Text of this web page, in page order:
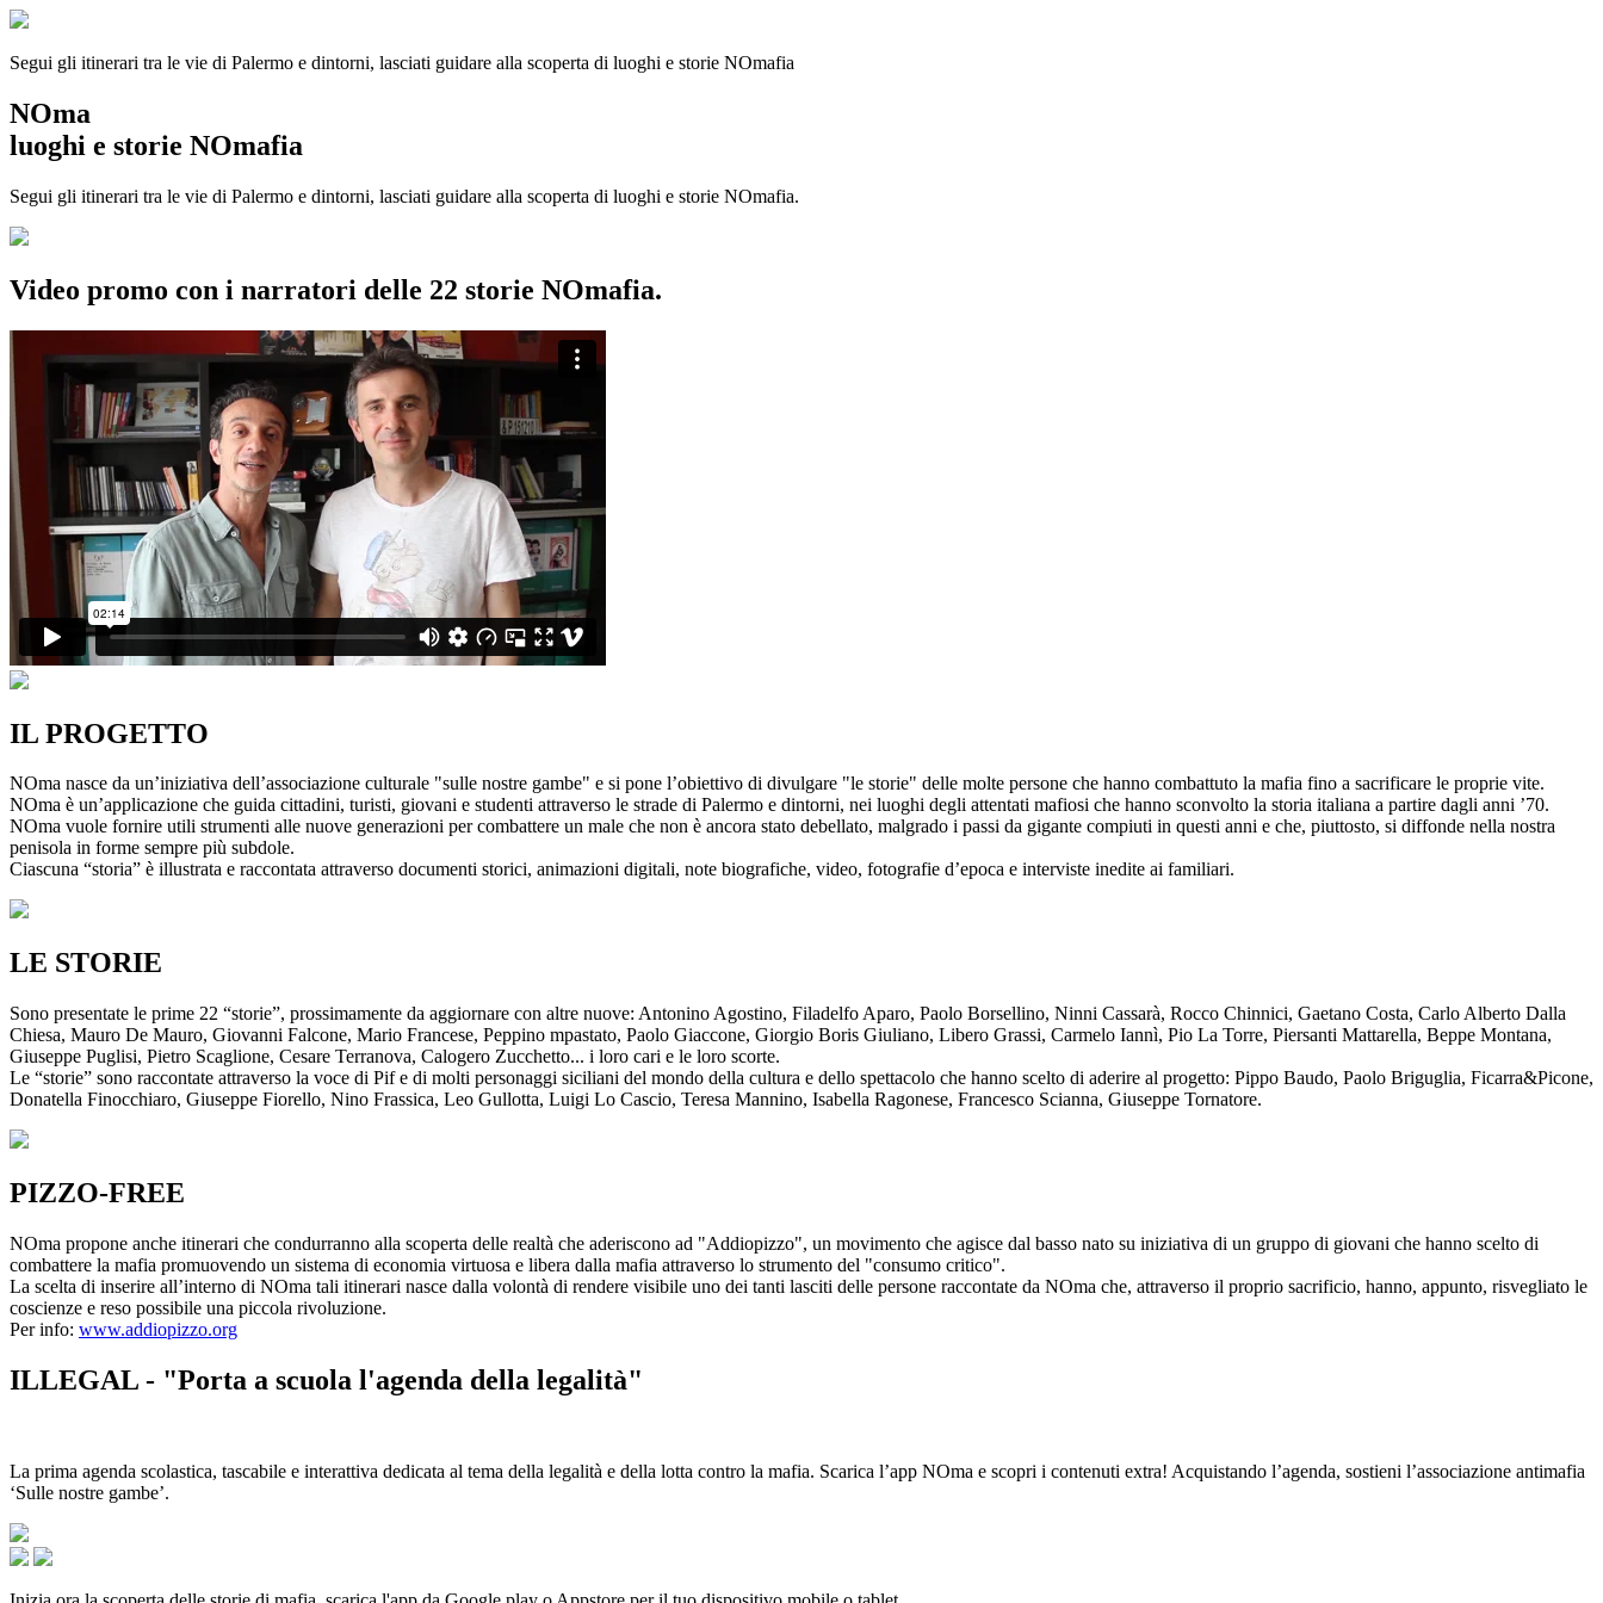
Segui gli itinerari tra le vie di Palermo e dintorni, lasciati guidare alla scoperta di luoghi e storie NOmafia
NOma
luoghi e storie NOmafia
Segui gli itinerari tra le vie di Palermo e dintorni, lasciati guidare alla scoperta di luoghi e storie NOmafia.
Video promo con i narratori delle 22 storie NOmafia.
IL PROGETTO
NOma nasce da un’iniziativa dell’associazione culturale "sulle nostre gambe" e si pone l’obiettivo di divulgare "le storie" delle molte persone che hanno combattuto la mafia fino a sacrificare le proprie vite.
NOma è un’applicazione che guida cittadini, turisti, giovani e studenti attraverso le strade di Palermo e dintorni, nei luoghi degli attentati mafiosi che hanno sconvolto la storia italiana a partire dagli anni ’70.
NOma vuole fornire utili strumenti alle nuove generazioni per combattere un male che non è ancora stato debellato, malgrado i passi da gigante compiuti in questi anni e che, piuttosto, si diffonde nella nostra
penisola in forme sempre più subdole.
Ciascuna “storia” è illustrata e raccontata attraverso documenti storici, animazioni digitali, note biografiche, video, fotografie d’epoca e interviste inedite ai familiari.
LE STORIE
Sono presentate le prime 22 “storie”, prossimamente da aggiornare con altre nuove: Antonino Agostino, Filadelfo Aparo, Paolo Borsellino, Ninni Cassarà, Rocco Chinnici, Gaetano Costa, Carlo Alberto Dalla
Chiesa, Mauro De Mauro, Giovanni Falcone, Mario Francese, Peppino mpastato, Paolo Giaccone, Giorgio Boris Giuliano, Libero Grassi, Carmelo Iannì, Pio La Torre, Piersanti Mattarella, Beppe Montana,
Giuseppe Puglisi, Pietro Scaglione, Cesare Terranova, Calogero Zucchetto... i loro cari e le loro scorte.
Le “storie” sono raccontate attraverso la voce di Pif e di molti personaggi siciliani del mondo della cultura e dello spettacolo che hanno scelto di aderire al progetto: Pippo Baudo, Paolo Briguglia, Ficarra&Picone,
Donatella Finocchiaro, Giuseppe Fiorello, Nino Frassica, Leo Gullotta, Luigi Lo Cascio, Teresa Mannino, Isabella Ragonese, Francesco Scianna, Giuseppe Tornatore.
PIZZO-FREE
NOma propone anche itinerari che condurranno alla scoperta delle realtà che aderiscono ad "Addiopizzo", un movimento che agisce dal basso nato su iniziativa di un gruppo di giovani che hanno scelto di
combattere la mafia promuovendo un sistema di economia virtuosa e libera dalla mafia attraverso lo strumento del "consumo critico".
La scelta di inserire all’interno di NOma tali itinerari nasce dalla volontà di rendere visibile uno dei tanti lasciti delle persone raccontate da NOma che, attraverso il proprio sacrificio, hanno, appunto, risvegliato le
coscienze e reso possibile una piccola rivoluzione.
Per info: www.addiopizzo.org
ILLEGAL - "Porta a scuola l'agenda della legalità"
La prima agenda scolastica, tascabile e interattiva dedicata al tema della legalità e della lotta contro la mafia. Scarica l’app NOma e scopri i contenuti extra! Acquistando l’agenda, sostieni l’associazione antimafia
‘Sulle nostre gambe’.